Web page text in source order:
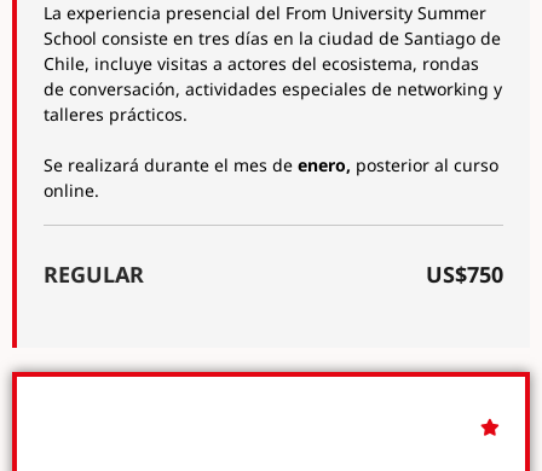
La experiencia presencial del From University Summer
School consiste en tres días en la ciudad de Santiago de
Chile, incluye visitas a actores del ecosistema, rondas
de conversación, actividades especiales de networking y
talleres prácticos.
Se realizará durante el mes de enero, posterior al curso
online.
REGULAR US$750